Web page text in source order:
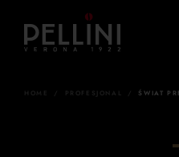
content
HOME PROFESJONAL ŚWIAT